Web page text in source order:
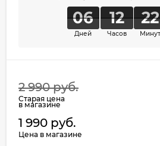
06
Дней
12
Часов
22
Минут
2 990 руб.
Старая цена
в магазине
1 990 руб.
Цена в магазине
Остались
8 800 302-